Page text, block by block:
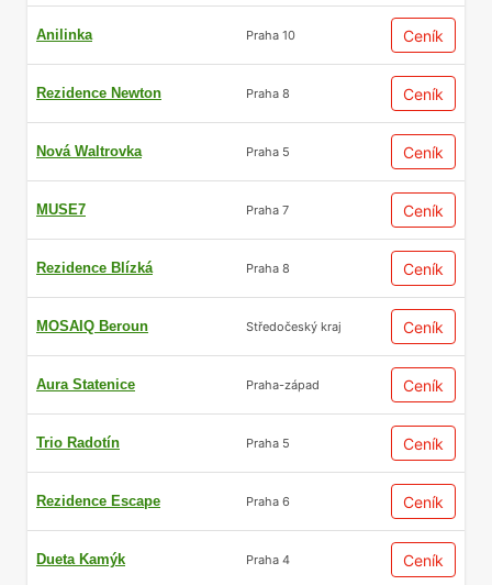
Anilinka Praha 10 Ceník
Rezidence Newton Praha 8 Ceník
Nová Waltrovka Praha 5 Ceník
MUSE7 Praha 7 Ceník
Rezidence Blízká Praha 8 Ceník
MOSAIQ Beroun Středočeský kraj Ceník
Aura Statenice Praha-západ Ceník
Trio Radotín Praha 5 Ceník
Rezidence Escape Praha 6 Ceník
Dueta Kamýk Praha 4 Ceník